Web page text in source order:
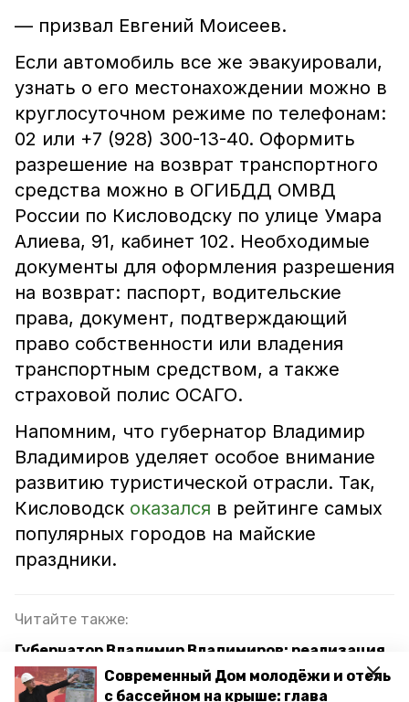
Современный Дом молодёжи и отель
с бассейном на крыше: глава
— призвал Евгений Моисеев.
Если автомобиль все же эвакуировали,
узнать о его местонахождении можно в
круглосуточном режиме по телефонам:
02 или +7 (928) 300-13-40. Оформить
разрешение на возврат транспортного
средства можно в ОГИБДД ОМВД
России по Кисловодску по улице Умара
Алиева, 91, кабинет 102. Необходимые
документы для оформления разрешения
на возврат: паспорт, водительские
права, документ, подтверждающий
право собственности или владения
транспортным средством, а также
страховой полис ОСАГО.
Напомним, что губернатор Владимир
Владимиров уделяет особое внимание
развитию туристической отрасли. Так,
Кисловодск оказался в рейтинге самых
популярных городов на майские
праздники.
Читайте также:
Губернатор Владимир Владимиров: реализация
мероприятий по развитию Кавминвод является
фактором роста для Ставропольского края